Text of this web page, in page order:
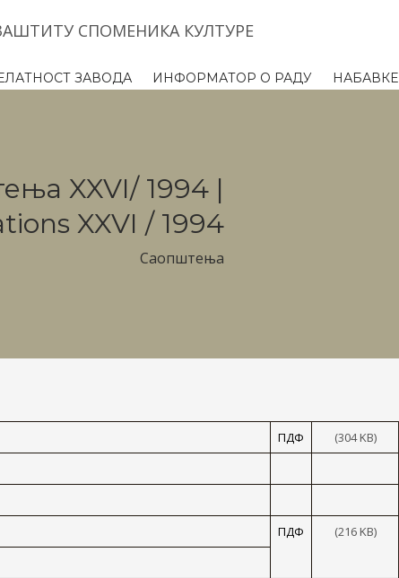
СПОМЕНИКА КУЛТУРЕ
ЗАВОДА ИНФОРМАТОР О РАДУ НАБАВКЕ
XXVI/ 1994 |
XXVI / 1994
Саопштења
ПДФ
(304 KB)
ПДФ
(216 KB)